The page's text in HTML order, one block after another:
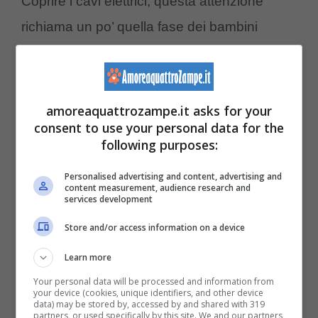
richiama un po’ quella fase dei bambini
buchetti delle prese della corrente. In questo
il gatto invece ha l’abitudine di
mordicchiare tutto ciò che nei suoi pressi
e purtroppo non solo, in quanto
elettrici la maggior parte delle volte sono
ben nascosti ma al gatto non si nasconde
nulla.
Puntualmente il felino è in grado di infilarsi
dietro qualsiasi mobile e tirar via tutti i cavi.
amoreaquattrozampe.it asks for your
consent to use your personal data for the
following purposes:
Personalised advertising and content, advertising and
content measurement, audience research and
services development
Store and/or access information on a device
Learn more
Your personal data will be processed and information from
your device (cookies, unique identifiers, and other device
data) may be stored by, accessed by and shared with 319
partners, or used specifically by this site. We and our partners